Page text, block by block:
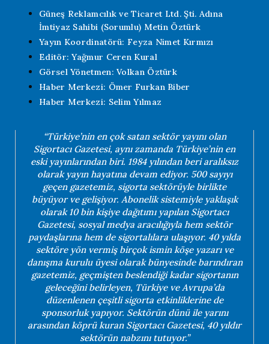
Güneş Reklamcılık ve Ticaret Ltd. Şti. Adına
İmtiyaz Sahibi (Sorumlu) Metin Öztürk
Yayın Koordinatörü: Feyza Nimet Kırmızı
Editör: Yağmur Ceren Kural
Görsel Yönetmen: Volkan Öztürk
Haber Merkezi: Ömer Furkan Biber
Haber Merkezi: Selim Yılmaz
“Türkiye’nin en çok satan sektör yayını olan
Sigortacı Gazetesi, aynı zamanda Türkiye’nin en
eski yayınlarından biri. 1984 yılından beri aralıksız
olarak yayın hayatına devam ediyor. 500 sayıyı
geçen gazetemiz, sigorta sektörüyle birlikte
büyüyor ve gelişiyor. Abonelik sistemiyle yaklaşık
olarak 10 bin kişiye dağıtımı yapılan Sigortacı
Gazetesi, sosyal medya aracılığıyla hem sektör
paydaşlarına hem de sigortalılara ulaşıyor. 40 yılda
sektöre yön vermiş birçok ismin köşe yazarı ve
danışma kurulu üyesi olarak bünyesinde barındıran
gazetemiz, geçmişten beslendiği kadar sigortanın
geleceğini belirleyen, Türkiye ve Avrupa’da
düzenlenen çeşitli sigorta etkinliklerine de
sponsorluk yapıyor. Sektörün dünü ile yarını
arasından köprü kuran Sigortacı Gazetesi, 40 yıldır
sektörün nabzını tutuyor.”